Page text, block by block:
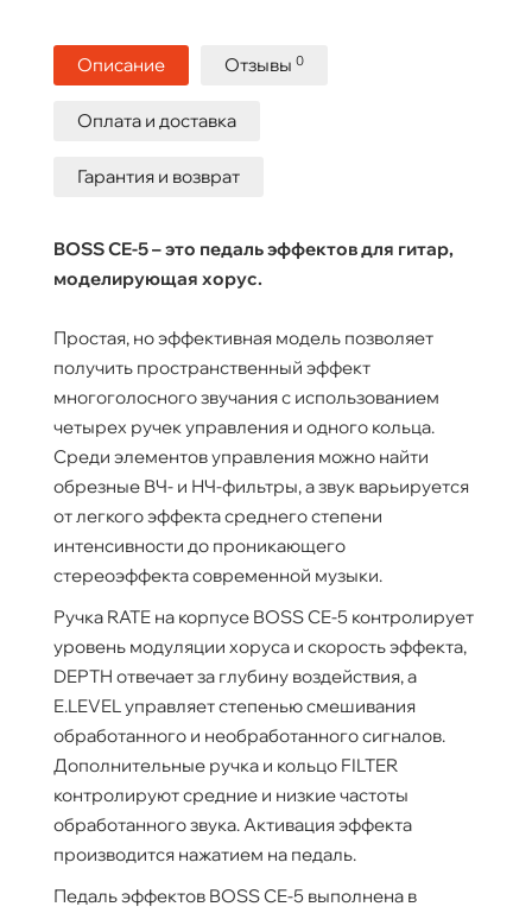
Описание Отзывы 0
Оплата и доставка
Гарантия и возврат
BOSS CE-5 – это педаль эффектов для гитар,
моделирующая хорус.
Простая, но эффективная модель позволяет
получить пространственный эффект
многоголосного звучания с использованием
четырех ручек управления и одного кольца.
Среди элементов управления можно найти
обрезные ВЧ- и НЧ-фильтры, а звук варьируется
от легкого эффекта среднего степени
интенсивности до проникающего
стереоэффекта современной музыки.
Ручка RATE на корпусе BOSS CE-5 контролирует
уровень модуляции хоруса и скорость эффекта,
DEPTH отвечает за глубину воздействия, а
E.LEVEL управляет степенью смешивания
обработанного и необработанного сигналов.
Дополнительные ручка и кольцо FILTER
контролируют средние и низкие частоты
обработанного звука. Активация эффекта
производится нажатием на педаль.
Педаль эффектов BOSS CE-5 выполнена в